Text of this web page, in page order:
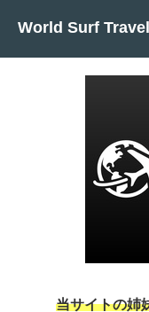
World Surf Travel
当サイトの姉